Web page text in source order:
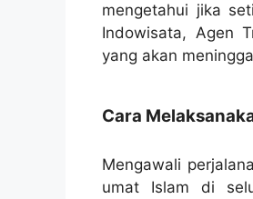
mengetahui jika
Indowisata, Agen
yang akan
Cara
Mengawali
umat Islam di